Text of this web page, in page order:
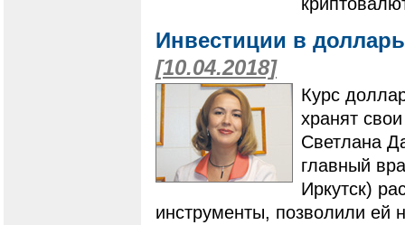
Инвестиции в
[10.04.2018]
Курс
хранят
Светлана
главный
Иркутск)
инструменты, позволили ей